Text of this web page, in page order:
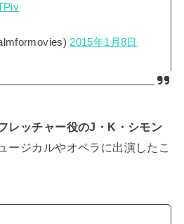
2015年1月8日
レッチャー役のJ・K・シモン
ージカルやオペラに出演したこ